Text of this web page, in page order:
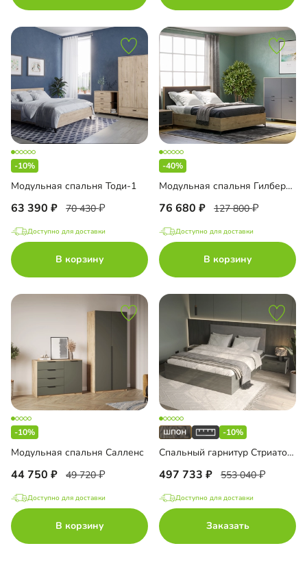
-10%
Модульная спальня Тоди-1
63 390 70 430
Доступно для доставки
В корзину
-40%
Модульная спальня Гилберт-2
76 680 127 800
Доступно для доставки
В корзину
-10%
Модульная спальня Салленс
44 750 49 720
Доступно для доставки
В корзину
-10%
Спальный гарнитур Стриато-2
497 733 553 040
Доступно для доставки
Заказать